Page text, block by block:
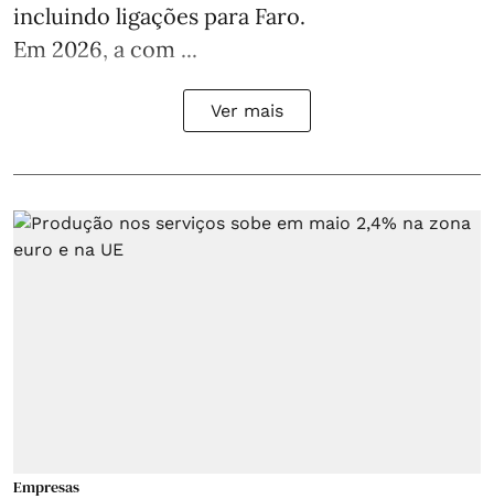
incluindo ligações para Faro.
Em 2026, a com ...
Ver mais
Empresas